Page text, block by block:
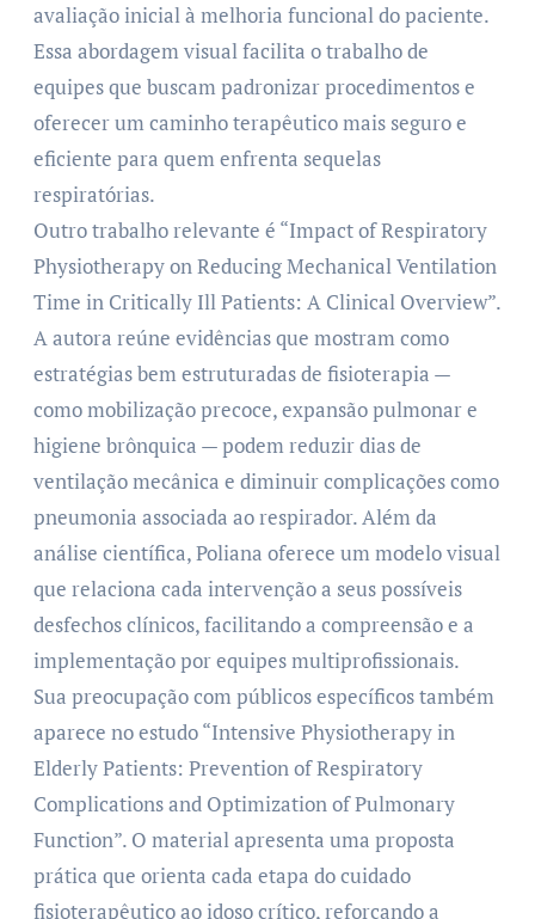
avaliação inicial à melhoria funcional do paciente.
Essa abordagem visual facilita o trabalho de
equipes que buscam padronizar procedimentos e
oferecer um caminho terapêutico mais seguro e
eficiente para quem enfrenta sequelas
respiratórias.
Outro trabalho relevante é “Impact of Respiratory
Physiotherapy on Reducing Mechanical Ventilation
Time in Critically Ill Patients: A Clinical Overview”.
A autora reúne evidências que mostram como
estratégias bem estruturadas de fisioterapia —
como mobilização precoce, expansão pulmonar e
higiene brônquica — podem reduzir dias de
ventilação mecânica e diminuir complicações como
pneumonia associada ao respirador. Além da
análise científica, Poliana oferece um modelo visual
que relaciona cada intervenção a seus possíveis
desfechos clínicos, facilitando a compreensão e a
implementação por equipes multiprofissionais.
Sua preocupação com públicos específicos também
aparece no estudo “Intensive Physiotherapy in
Elderly Patients: Prevention of Respiratory
Complications and Optimization of Pulmonary
Function”. O material apresenta uma proposta
prática que orienta cada etapa do cuidado
fisioterapêutico ao idoso crítico, reforçando a